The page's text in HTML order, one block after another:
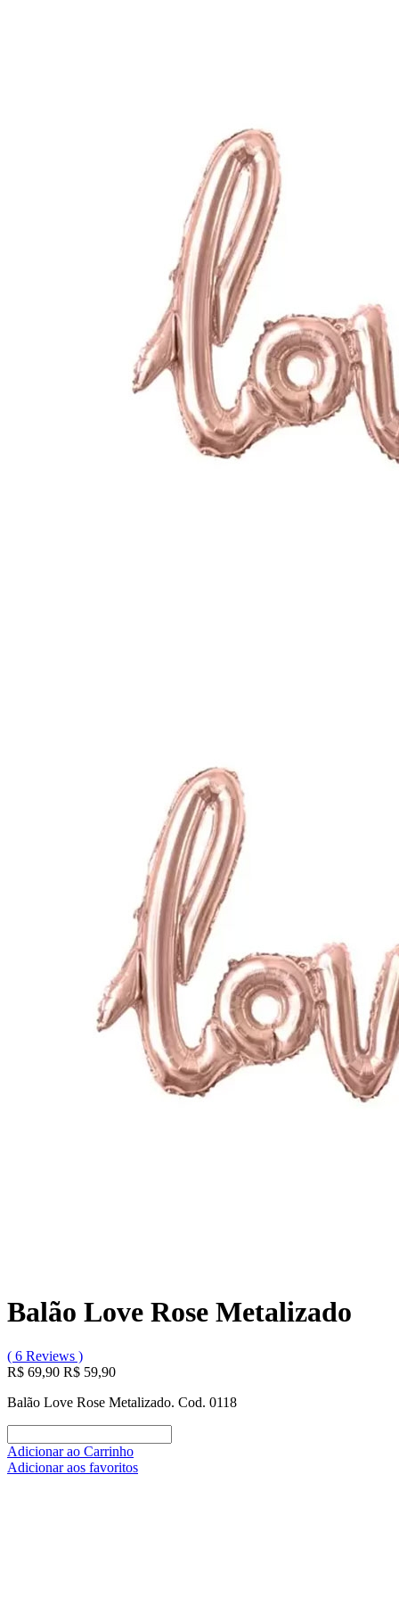
Balão Love Rose Metalizado
( 6 Reviews )
R$ 69,90 R$ 59,90
Balão Love Rose Metalizado. Cod. 0118
Adicionar ao Carrinho
Adicionar aos favoritos